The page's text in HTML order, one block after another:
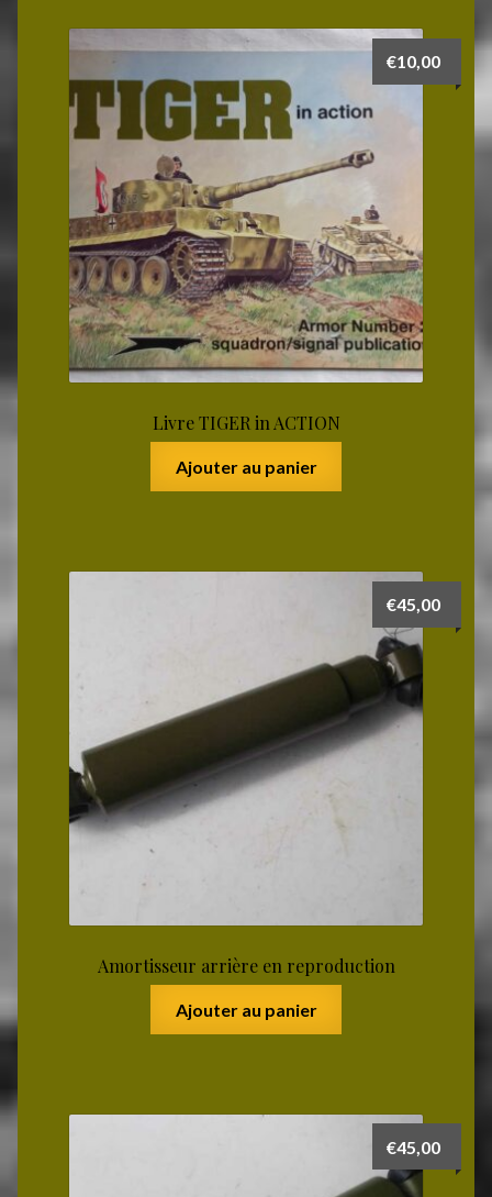
Livre TIGER in ACTION
€10,00
Ajouter au panier
Amortisseur arrière en reproduction
€45,00
Ajouter au panier
€45,00